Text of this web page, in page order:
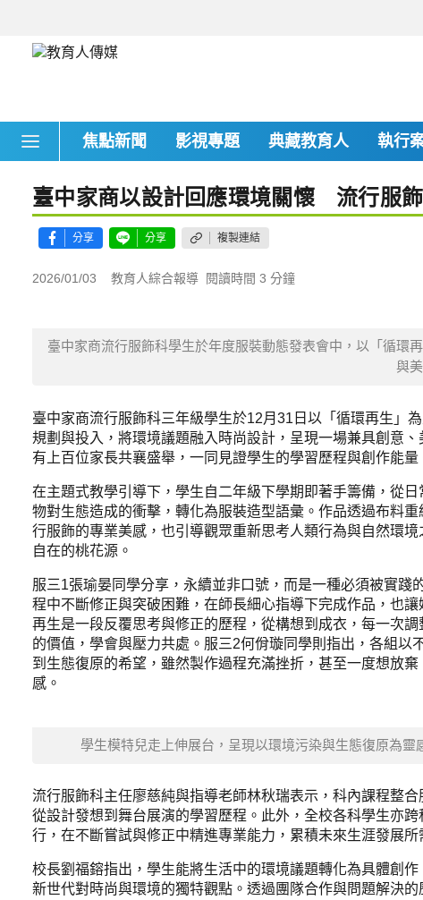
焦點新聞 影視專題 典藏教育人 執行
臺中家商以設計回應環境關懷 流行服
分享 分享 複製連結
2026/01/03 教育人綜合報導 閱讀時間 3 分鐘
臺中家商流行服飾科學生於年度服裝動態發表會中，以「循環
與
臺中家商流行服飾科三年級學生於12月31日以「循環再生」
規劃與投入，將環境議題融入時尚設計，呈現一場兼具創意
有上百位家長共襄盛舉，一同見證學生的學習歷程與創作能量
在主題式教學引導下，學生自二年級下學期即著手籌備，從
物對生態造成的衝擊，轉化為服裝造型語彙。作品透過布料
行服飾的專業美感，也引導觀眾重新思考人類行為與自然環
自在的桃花源。
服三1張瑜晏同學分享，永續並非口號，而是一種必須被實
程中不斷修正與突破困難，在師長細心指導下完成作品，也
再生是一段反覆思考與修正的歷程，從構想到成衣，每一次
的價值，學會與壓力共處。服三2何佾璇同學則指出，各組
到生態復原的希望，雖然製作過程充滿挫折，甚至一度想放
感。
學生模特兒走上伸展台，呈現以環境污染與生態復原為
流行服飾科主任廖慈純與指導老師林秋瑞表示，科內課程整
從設計發想到舞台展演的學習歷程。此外，全校各科學生亦
行，在不斷嘗試與修正中精進專業能力，累積未來生涯發展所
校長劉福鎔指出，學生能將生活中的環境議題轉化為具體創
新世代對時尚與環境的獨特觀點。透過團隊合作與問題解決